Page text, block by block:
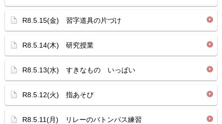
R8.5.15(金) 習字道具の片づけ
R8.5.14(木) 研究授業
R8.5.13(水) すきなもの いっぱい
R8.5.12(火) 指あそび
R8.5.11(月) リレーのバトンパス練習